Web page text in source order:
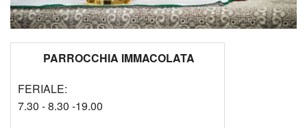
PARROCCHIA IMMACOLATA
FERIALE:
7.30 - 8.30 -19.00